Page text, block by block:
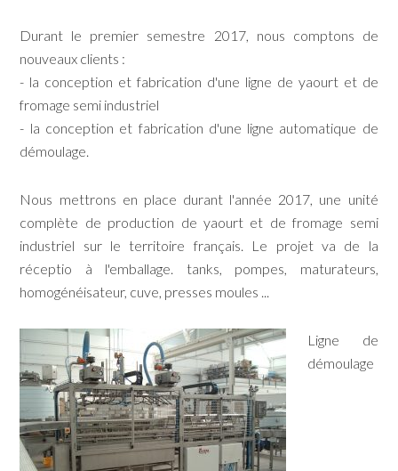
Durant le premier semestre 2017, nous comptons de
nouveaux clients :
- la conception et fabrication d'une ligne de yaourt et de
fromage semi industriel
- la conception et fabrication d'une ligne automatique de
démoulage.
Nous mettrons en place durant l'année 2017, une unité
complète de production de yaourt et de fromage semi
industriel sur le territoire français. Le projet va de la
réceptio à l'emballage. tanks, pompes, maturateurs,
homogénéisateur, cuve, presses moules ...
Ligne de
démoulage